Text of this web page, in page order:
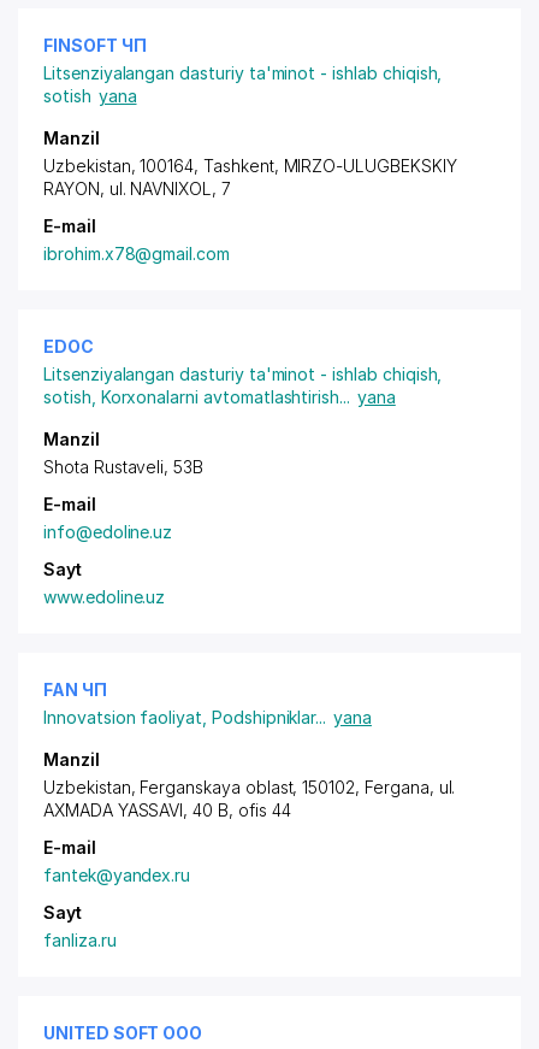
FINSOFT ЧП
Litsenziyalangan dasturiy ta'minot - ishlab chiqish,
sotish yana
Manzil
Uzbekistan, 100164, Tashkent, MIRZO-ULUGBEKSKIY
RAYON, ul. NAVNIXOL, 7
E-mail
ibrohim.x78@gmail.com
EDOC
Litsenziyalangan dasturiy ta'minot - ishlab chiqish,
sotish Korxonalarni avtomatlashtirish... yana
Manzil
Shota Rustaveli, 53B
E-mail
info@edoline.uz
Sayt
www.edoline.uz
FAN ЧП
Innovatsion faoliyat Podshipniklar... yana
Manzil
Uzbekistan, Ferganskaya oblast, 150102, Fergana, ul.
AXMADA YASSAVI, 40 B, ofis 44
E-mail
fantek@yandex.ru
Sayt
fanliza.ru
UNITED SOFT ООО